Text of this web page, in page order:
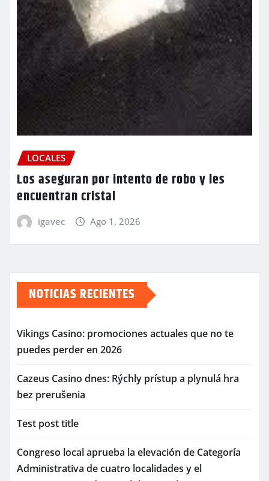
LOCALES
Los aseguran por intento de robo y les
encuentran cristal
igavec Ago 1, 2026
NOTICIAS RECIENTES
Vikings Casino: promociones actuales que no te
puedes perder en 2026
Cazeus Casino dnes: Rýchly prístup a plynulá hra
bez prerušenia
Test post title
Congreso local aprueba la elevación de Categoría
Administrativa de cuatro localidades y el